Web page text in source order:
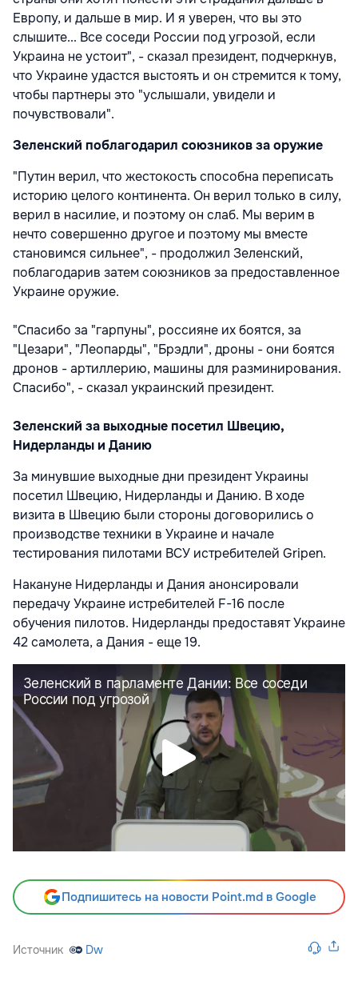
Европу, и дальше в мир. И я уверен, что вы это
слышите... Все соседи России под угрозой, если
Украина не устоит", - сказал президент, подчеркнув,
что Украине удастся выстоять и он стремится к тому,
чтобы партнеры это "услышали, увидели и
почувствовали".
Зеленский поблагодарил союзников за оружие
"Путин верил, что жестокость способна переписать
историю целого континента. Он верил только в силу,
верил в насилие, и поэтому он слаб. Мы верим в
нечто совершенно другое и поэтому мы вместе
становимся сильнее", - продолжил Зеленский,
поблагодарив затем союзников за предоставленное
Украине оружие.
"Спасибо за "гарпуны", россияне их боятся, за
"Цезари", "Леопарды", "Брэдли", дроны - они боятся
дронов - артиллерию, машины для разминирования.
Спасибо", - сказал украинский президент.
Зеленский за выходные посетил Швецию,
Нидерланды и Данию
За минувшие выходные дни президент Украины
посетил Швецию, Нидерланды и Данию. В ходе
визита в Швецию были стороны договорились о
производстве техники в Украине и начале
тестирования пилотами ВСУ истребителей Gripen.
Накануне Нидерланды и Дания анонсировали
передачу Украине истребителей F-16 после
обучения пилотов. Нидерланды предоставят Украине
42 самолета, а Дания - еще 19.
Подпишитесь на новости Point.md в Google
Источник Dw